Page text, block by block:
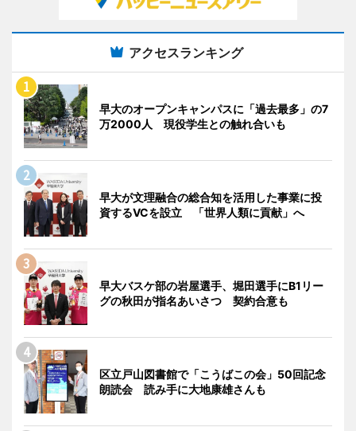
アクセスランキング
早大のオープンキャンパスに「過去最多」の7
万2000人 現役学生との触れ合いも
早大が文理融合の総合知を活用した事業に投
資するVCを設立 「世界人類に貢献」へ
早大バスケ部の岩屋選手、堀田選手にB1リー
グの秋田が指名あいさつ 契約合意も
区立戸山図書館で「こうばこの会」50回記念
朗読会 読み手に大地康雄さんも